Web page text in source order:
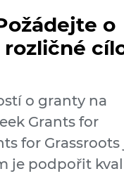
o
o granty na
Grants for
for Grassroots
je podpořit